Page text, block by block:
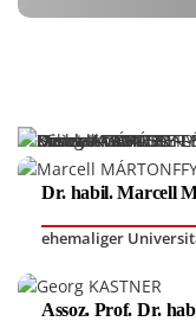
Dr. habil. Marcell
ehemaliger
Assoz. Prof. Dr.